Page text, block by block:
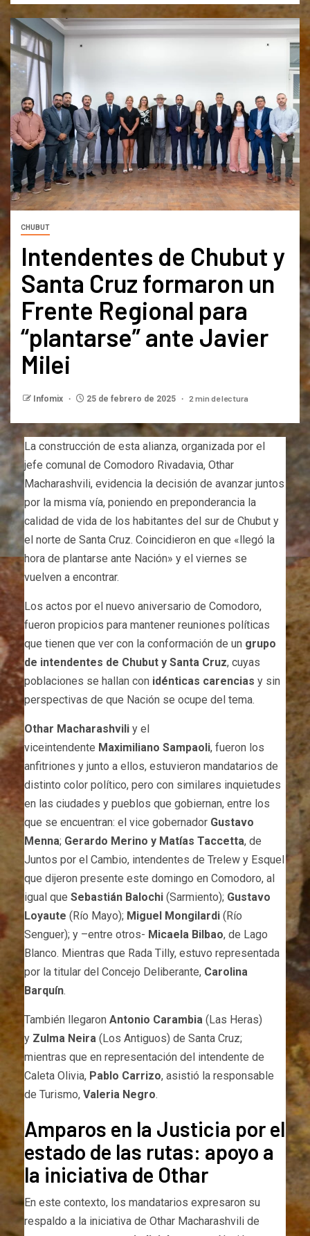
CHUBUT
Intendentes de Chubut y
Santa Cruz formaron un
Frente Regional para
“plantarse” ante Javier
Milei
Infomix 25 de febrero de 2025 2 min de lectura
La construcción de esta alianza, organizada por el
jefe comunal de Comodoro Rivadavia, Othar
Macharashvili, evidencia la decisión de avanzar juntos
por la misma vía, poniendo en preponderancia la
calidad de vida de los habitantes del sur de Chubut y
el norte de Santa Cruz. Coincidieron en que «llegó la
hora de plantarse ante Nación» y el viernes se
vuelven a encontrar.
Los actos por el nuevo aniversario de Comodoro,
fueron propicios para mantener reuniones políticas
que tienen que ver con la conformación de un grupo
de intendentes de Chubut y Santa Cruz, cuyas
poblaciones se hallan con idénticas carencias y sin
perspectivas de que Nación se ocupe del tema.
Othar Macharashvili y el
viceintendente Maximiliano Sampaoli, fueron los
anfitriones y junto a ellos, estuvieron mandatarios de
distinto color político, pero con similares inquietudes
en las ciudades y pueblos que gobiernan, entre los
que se encuentran: el vice gobernador Gustavo
Menna; Gerardo Merino y Matías Taccetta, de
Juntos por el Cambio, intendentes de Trelew y Esquel
que dijeron presente este domingo en Comodoro, al
igual que Sebastián Balochi (Sarmiento); Gustavo
Loyaute (Río Mayo); Miguel Mongilardi (Río
Senguer); y –entre otros- Micaela Bilbao, de Lago
Blanco. Mientras que Rada Tilly, estuvo representada
por la titular del Concejo Deliberante, Carolina
Barquín.
También llegaron Antonio Carambia (Las Heras)
y Zulma Neira (Los Antiguos) de Santa Cruz;
mientras que en representación del intendente de
Caleta Olivia, Pablo Carrizo, asistió la responsable
de Turismo, Valeria Negro.
Amparos en la Justicia por el
estado de las rutas: apoyo a
la iniciativa de Othar
En este contexto, los mandatarios expresaron su
respaldo a la iniciativa de Othar Macharashvili de